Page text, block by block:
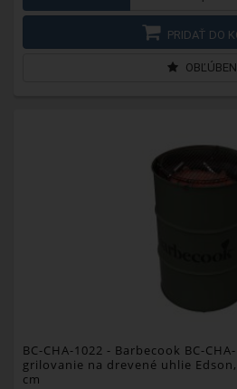
PRIDAŤ DO
BC-CHA-1022 - Barbecook BC-
grilovanie na drevené uhlie
cm